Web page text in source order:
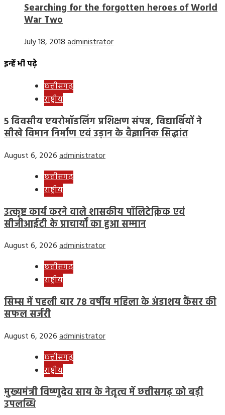
Searching for the forgotten heroes of World
War Two
July 18, 2018administrator
इन्हें भी पढ़े
छत्तीसगढ़
राष्ट्रीय
5 दिवसीय एयरोमॉडलिंग प्रशिक्षण संपन्न, विद्यार्थियों ने
सीखे विमान निर्माण एवं उड़ान के वैज्ञानिक सिद्धांत
August 6, 2026administrator
छत्तीसगढ़
राष्ट्रीय
उत्कृष्ट कार्य करने वाले शासकीय पॉलिटेक्निक एवं
सीजीआईटी के प्राचार्यों का हुआ सम्मान
August 6, 2026administrator
छत्तीसगढ़
राष्ट्रीय
सिम्स में पहली बार 78 वर्षीय महिला के अंडाशय कैंसर की
सफल सर्जरी
August 6, 2026administrator
छत्तीसगढ़
राष्ट्रीय
मुख्यमंत्री विष्णुदेव साय के नेतृत्व में छत्तीसगढ़ को बड़ी
उपलब्धि